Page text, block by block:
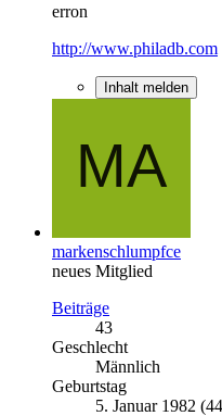
erron
http://www.philadb.com
Inhalt melden
markenschlumpfce
neues Mitglied
Beiträge
43
Geschlecht
Männlich
Geburtstag
5. Januar 1982